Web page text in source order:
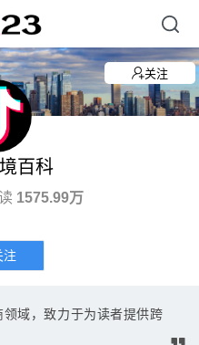
关注
百科
1575.99万
注
域，致力于为读者提供跨